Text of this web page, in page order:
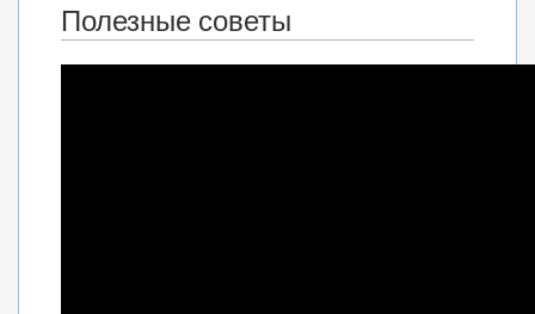
Полезные советы